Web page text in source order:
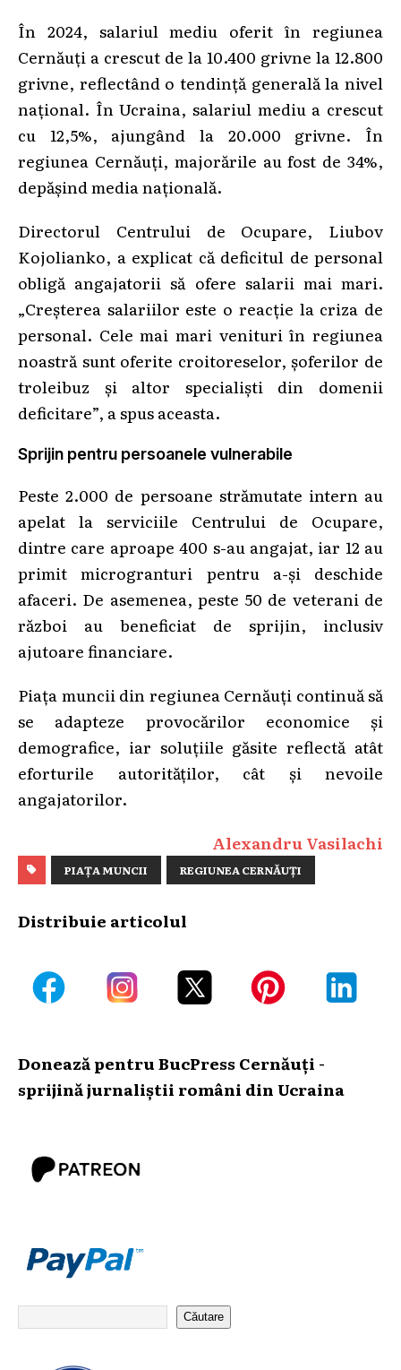
În 2024, salariul mediu oferit în regiunea
Cernăuți a crescut de la 10.400 grivne la 12.800
grivne, reflectând o tendință generală la nivel
național. În Ucraina, salariul mediu a crescut
cu 12,5%, ajungând la 20.000 grivne. În
regiunea Cernăuți, majorările au fost de 34%,
depășind media națională.
Directorul Centrului de Ocupare, Liubov
Kojolianko, a explicat că deficitul de personal
obligă angajatorii să ofere salarii mai mari.
„Creșterea salariilor este o reacție la criza de
personal. Cele mai mari venituri în regiunea
noastră sunt oferite croitoreselor, șoferilor de
troleibuz și altor specialiști din domenii
deficitare”, a spus aceasta.
Sprijin pentru persoanele vulnerabile
Peste 2.000 de persoane strămutate intern au
apelat la serviciile Centrului de Ocupare,
dintre care aproape 400 s-au angajat, iar 12 au
primit microgranturi pentru a-și deschide
afaceri. De asemenea, peste 50 de veterani de
război au beneficiat de sprijin, inclusiv
ajutoare financiare.
Piața muncii din regiunea Cernăuți continuă să
se adapteze provocărilor economice și
demografice, iar soluțiile găsite reflectă atât
eforturile autorităților, cât și nevoile
angajatorilor.
Alexandru Vasilachi
PIAȚA MUNCII REGIUNEA CERNĂUȚI
Distribuie articolul
Donează pentru BucPress Cernăuți -
sprijină jurnaliștii români din Ucraina
Căutare